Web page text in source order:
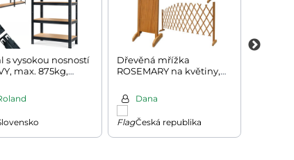
s vysokou nosností
max. 875kg,
Dřevěná mřížka
ROSEMARY na květiny,
hnědáDana
Česká republika